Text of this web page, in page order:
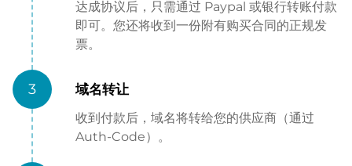
达成协议后，只需通过 Paypal 或银行转账付款
即可。您还将收到一份附有购买合同的正规发
票。
3 域名转让
收到付款后，域名将转给您的供应商（通过
Auth-Code）。